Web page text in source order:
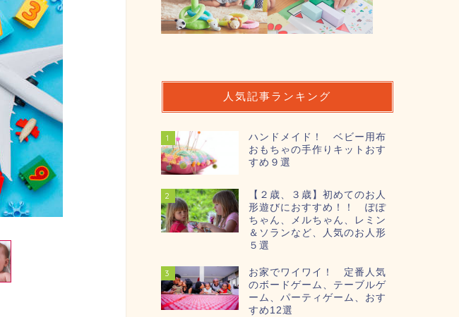
人気記事ランキング
1
ハンドメイド！ ベビー用布
おもちゃの手作りキットおす
すめ９選
2
【２歳、３歳】初めてのお人
形遊びにおすすめ！！ ぽぽ
ちゃん、メルちゃん、レミン
＆ソランなど、人気のお人形
５選
3
お家でワイワイ！ 定番人気
のボードゲーム、テーブルゲ
ーム、パーティゲーム、おす
すめ12選